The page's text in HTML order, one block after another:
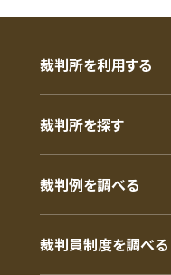
裁判所を利用する
裁判所を探す
裁判例を調べる
裁判員制度を調べる